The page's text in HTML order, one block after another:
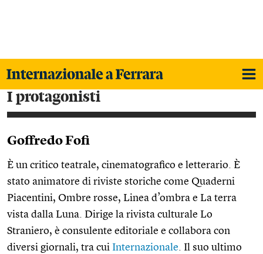
i protagonisti
Goffredo Fofi
È un critico teatrale, cinematografico e letterario. È
stato animatore di riviste storiche come Quaderni
Piacentini, Ombre rosse, Linea d’ombra e La terra
vista dalla Luna. Dirige la rivista culturale Lo
Straniero, è consulente editoriale e collabora con
diversi giornali, tra cui Internazionale. Il suo ultimo